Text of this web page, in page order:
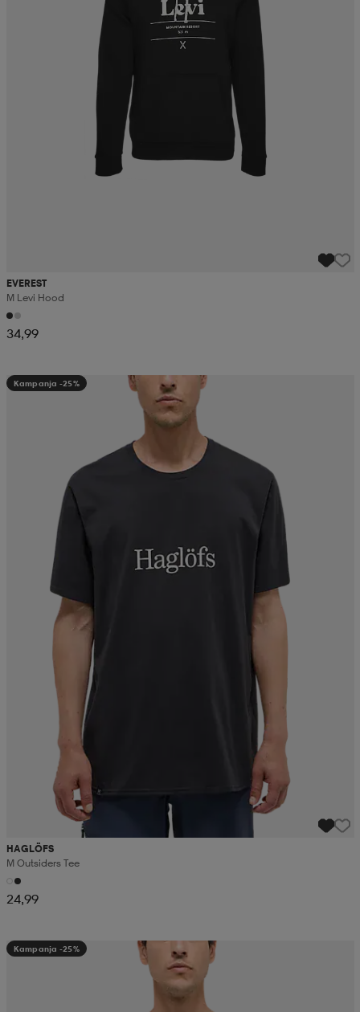
EVEREST
M Levi Hood
34,99
Kampanja -25%
HAGLÖFS
M Outsiders Tee
24,99
Kampanja -25%